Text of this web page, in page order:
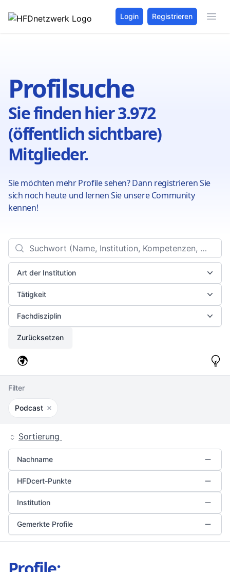
Login Registrieren
Profilsuche
Sie finden hier 3.972
(öffentlich sichtbare)
Mitglieder.
Sie möchten mehr Profile sehen? Dann registrieren Sie
sich noch heute und lernen Sie unsere Community
kennen!
FiltersSearch
Art der Institution
Tätigkeit
Fachdisziplin
Zurücksetzen
Filter
Podcast Filter entfernen
Sortierung
Nachname
HFDcert-Punkte
Institution
Gemerkte Profile